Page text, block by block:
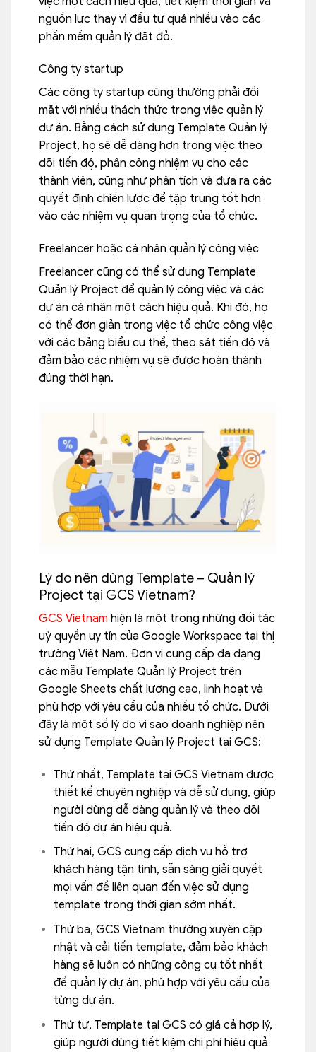
nguồn lực thay vì đầu tư quá nhiều vào các
phần mềm quản lý đắt đỏ.
Công ty startup
Các công ty startup cũng thường phải đối
mặt với nhiều thách thức trong việc quản lý
dự án. Bằng cách sử dụng Template Quản lý
Project, họ sẽ dễ dàng hơn trong việc theo
dõi tiến độ, phân công nhiệm vụ cho các
thành viên, cũng như phân tích và đưa ra các
quyết định chiến lược để tập trung tốt hơn
vào các nhiệm vụ quan trọng của tổ chức.
Freelancer hoặc cá nhân quản lý công việc
Freelancer cũng có thể sử dụng Template
Quản lý Project để quản lý công việc và các
dự án cá nhân một cách hiệu quả. Khi đó, họ
có thể đơn giản trong việc tổ chức công việc
với các bảng biểu cụ thể, theo sát tiến độ và
đảm bảo các nhiệm vụ sẽ được hoàn thành
đúng thời hạn.
Lý do nên dùng Template – Quản lý
Project tại GCS Vietnam?
GCS Vietnam hiện là một trong những đối tác
uỷ quyền uy tín của Google Workspace tại thị
trường Việt Nam. Đơn vị cung cấp đa dạng
các mẫu Template Quản lý Project trên
Google Sheets chất lượng cao, linh hoạt và
phù hợp với yêu cầu của nhiều tổ chức. Dưới
đây là một số lý do vì sao doanh nghiệp nên
sử dụng Template Quản lý Project tại GCS:
Thứ nhất, Template tại GCS Vietnam được
thiết kế chuyên nghiệp và dễ sử dụng, giúp
người dùng dễ dàng quản lý và theo dõi
tiến độ dự án hiệu quả.
Thứ hai, GCS cung cấp dịch vụ hỗ trợ
khách hàng tận tình, sẵn sàng giải quyết
mọi vấn đề liên quan đến việc sử dụng
template trong thời gian sớm nhất.
Thứ ba, GCS Vietnam thường xuyên cập
nhật và cải tiến template, đảm bảo khách
hàng sẽ luôn có những công cụ tốt nhất
để quản lý dự án, phù hợp với yêu cầu của
từng dự án.
Thứ tư, Template tại GCS có giá cả hợp lý,
giúp người dùng tiết kiệm chi phí hiệu quả